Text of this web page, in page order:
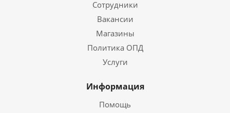
Сотрудники
Вакансии
Магазины
Политика ОПД
Услуги
Информация
Помощь